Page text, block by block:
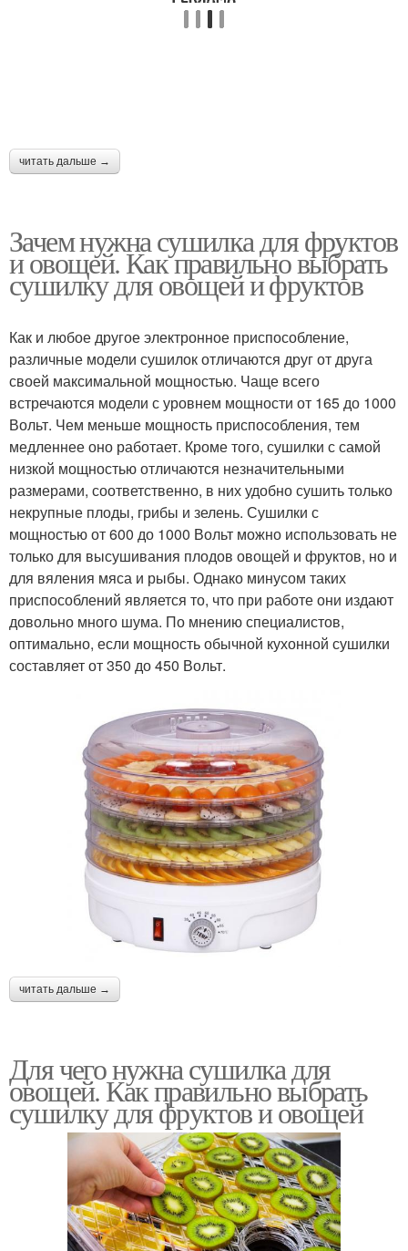
читать дальше →
Зачем нужна сушилка для фруктов
и овощей. Как правильно выбрать
сушилку для овощей и фруктов
Как и любое другое электронное приспособление,
различные модели сушилок отличаются друг от друга
своей максимальной мощностью. Чаще всего
встречаются модели с уровнем мощности от 165 до 1000
Вольт. Чем меньше мощность приспособления, тем
медленнее оно работает. Кроме того, сушилки с самой
низкой мощностью отличаются незначительными
размерами, соответственно, в них удобно сушить только
некрупные плоды, грибы и зелень. Сушилки с
мощностью от 600 до 1000 Вольт можно использовать не
только для высушивания плодов овощей и фруктов, но и
для вяления мяса и рыбы. Однако минусом таких
приспособлений является то, что при работе они издают
довольно много шума. По мнению специалистов,
оптимально, если мощность обычной кухонной сушилки
составляет от 350 до 450 Вольт.
читать дальше →
Для чего нужна сушилка для
овощей. Как правильно выбрать
сушилку для фруктов и овощей